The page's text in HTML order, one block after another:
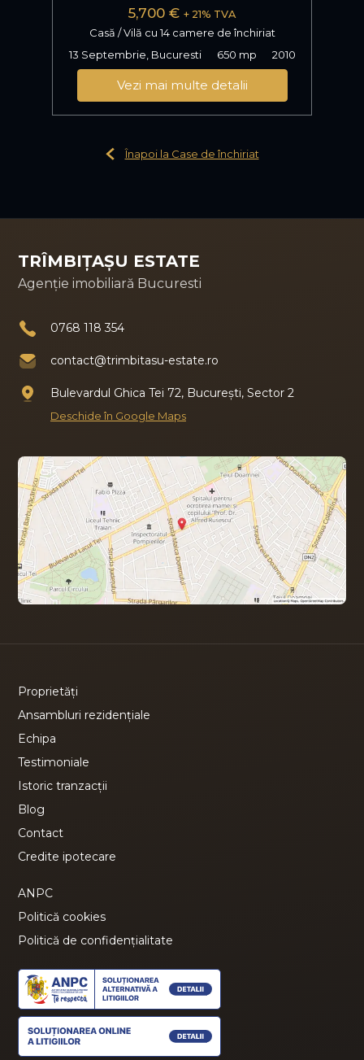
5,700 € + 21% TVA
Casă / Vilă cu 14 camere de închiriat
13 Septembrie, Bucuresti
650 mp 2010
Vezi mai multe detalii
Înapoi la Case de închiriat
TRÎMBIȚAȘU ESTATE
Agenție imobiliară Bucuresti
0768 118 354
contact@trimbitasu-estate.ro
Bulevardul Ghica Tei 72, București, Sector 2
Deschide în Google Maps
Proprietăți
Ansambluri rezidențiale
Echipa
Testimoniale
Istoric tranzacții
Blog
Contact
Credite ipotecare
ANPC
Politică cookies
Politică de confidențialitate